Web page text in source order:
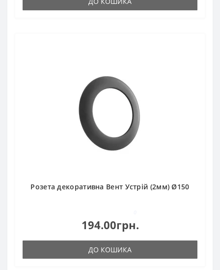
Розета декоративна Вент Устрій (2мм) Ø150
194.00грн.
ДО КОШИКА